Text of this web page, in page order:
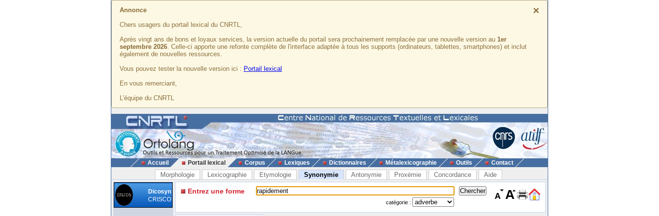
×
Annonce
Chers usagers du portail lexical du CNRTL,
Après vingt ans de bons et loyaux services, la version actuelle du portail sera prochainement remplacée par une nouvelle version au 1er
septembre 2026. Celle-ci apporte une refonte complète de l'interface adaptée à tous les supports (ordinateurs, tablettes, smartphones) et inclut
également de nouvelles ressources.
Vous pouvez tester la nouvelle version ici : Portail lexical
En vous remerciant,
L'équipe du CNRTL
Accueil Portail lexical Corpus Lexiques Dictionnaires Métalexicographie Outils Contact
Morphologie Lexicographie Etymologie Synonymie Antonymie Proxémie Concordance Aide
Dicosyn
CRISCO
Entrez une forme
catégorie :